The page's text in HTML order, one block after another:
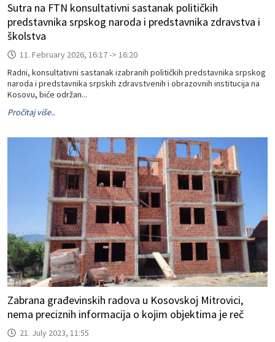
Sutra na FTN konsultativni sastanak političkih
predstavnika srpskog naroda i predstavnika zdravstva i
školstva
11. February 2026, 16:17 -> 16:20
Radni, konsultativni sastanak izabranih političkih predstavnika srpskog
naroda i predstavnika srpskih zdravstvenih i obrazovnih institucija na
Kosovu, biće održan...
Pročitaj više..
Zabrana građevinskih radova u Kosovskoj Mitrovici,
nema preciznih informacija o kojim objektima je reč
21. July 2023, 11:55